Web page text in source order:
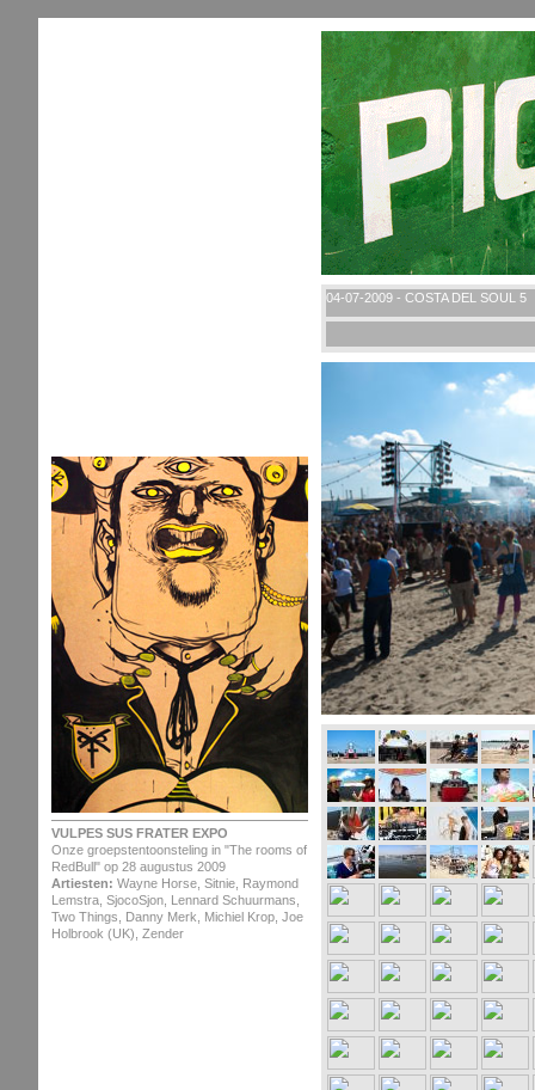
VULPES SUS FRATER EXPO
Onze groepstentoonsteling in "The rooms of
RedBull" op 28 augustus 2009
Artiesten: Wayne Horse, Sitnie, Raymond
Lemstra, SjocoSjon, Lennard Schuurmans,
Two Things, Danny Merk, Michiel Krop, Joe
Holbrook (UK), Zender
04-07-2009 - COSTA DEL SOUL 5